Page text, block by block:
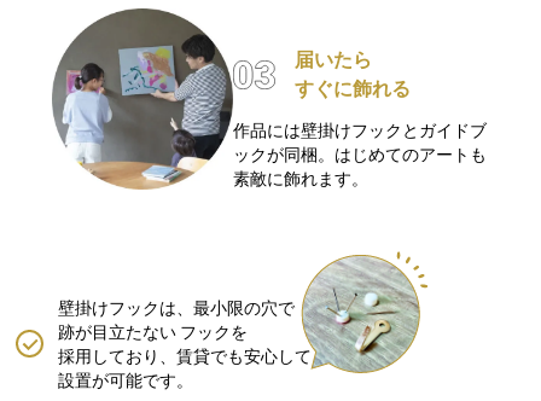
届いたら
すぐに飾れる
作品には壁掛けフックとガイドブ
ックが同梱。はじめてのアートも
素敵に飾れます。
壁掛けフックは、最小限の穴で
跡が目立たない フックを
採用しており、賃貸でも安心して
設置が可能です。